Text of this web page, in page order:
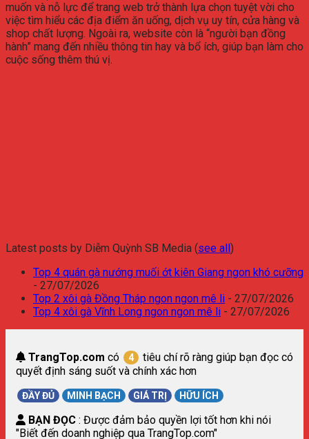
muốn và nỗ lực để trang web trở thành lựa chọn tuyệt vời cho
việc tìm hiểu các địa điểm ăn uống, dịch vụ uy tín, cửa hàng và
shop chất lượng. Ngoài ra, website còn là “người bạn đồng
hành” mang đến nhiều thông tin hay và bổ ích, giúp bạn làm cho
cuộc sống thêm thú vị.
Latest posts by Diễm Quỳnh SB Media (see all )
Top 4 quán gà nướng muối ớt kiên Giang ngon khó cưỡng
- 27/07/2026
Top 2 xôi gà Đồng Tháp ngon ngon mê li - 27/07/2026
Top 4 xôi gà Vĩnh Long ngon ngon mê li - 27/07/2026
TrangTop.com có 4
tiêu chí rõ ràng giúp bạn đọc có
quyết định sáng suốt và chính xác hơn
ĐẦY ĐỦ MINH BẠCH GIÁ TRỊ HỮU ÍCH
BẠN ĐỌC : Được đảm bảo quyền lợi tốt hơn khi nói
"Biết đến doanh nghiệp qua TrangTop.com"